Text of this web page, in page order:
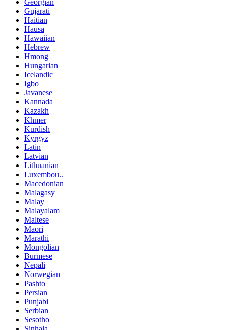
Gujarati
Haitian
Hausa
Hawaiian
Hebrew
Hmong
Hungarian
Icelandic
Igbo
Javanese
Kannada
Kazakh
Khmer
Kurdish
Kyrgyz
Latin
Latvian
Lithuanian
Luxembou..
Macedonian
Malagasy
Malay
Malayalam
Maltese
Maori
Marathi
Mongolian
Burmese
Nepali
Norwegian
Pashto
Persian
Punjabi
Serbian
Sesotho